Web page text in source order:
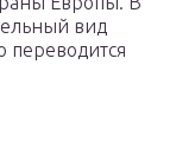
вид
переводится